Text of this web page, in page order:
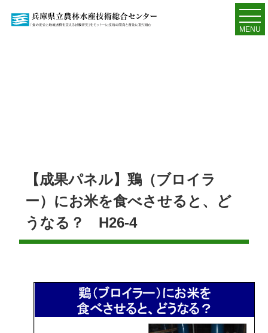
MENU
【成果パネル】鶏（ブロイラ
ー）にお米を食べさせると、ど
うなる？ H26-4